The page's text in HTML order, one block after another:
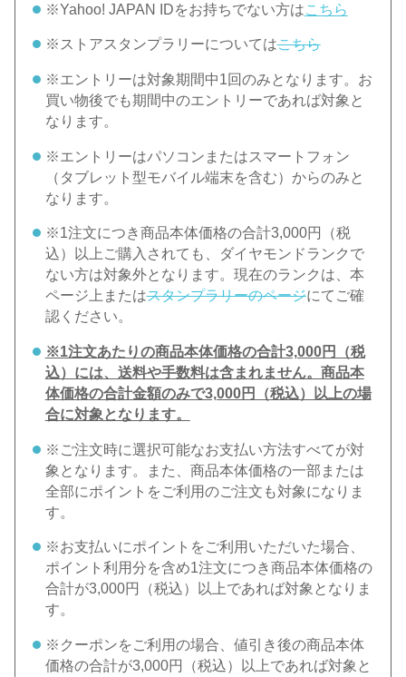
※Yahoo! JAPAN IDをお持ちでない方はこちら
※ストアスタンプラリーについてはこちら
※エントリーは対象期間中1回のみとなります。お
買い物後でも期間中のエントリーであれば対象と
なります。
※エントリーはパソコンまたはスマートフォン
（タブレット型モバイル端末を含む）からのみと
なります。
※1注文につき商品本体価格の合計3,000円（税
込）以上ご購入されても、ダイヤモンドランクで
ない方は対象外となります。現在のランクは、本
ページ上またはスタンプラリーのページにてご確
認ください。
※1注文あたりの商品本体価格の合計3,000円（税
込）には、送料や手数料は含まれません。商品本
体価格の合計金額のみで3,000円（税込）以上の場
合に対象となります。
※ご注文時に選択可能なお支払い方法すべてが対
象となります。また、商品本体価格の一部または
全部にポイントをご利用のご注文も対象になりま
す。
※お支払いにポイントをご利用いただいた場合、
ポイント利用分を含め1注文につき商品本体価格の
合計が3,000円（税込）以上であれば対象となりま
す。
※クーポンをご利用の場合、値引き後の商品本体
価格の合計が3,000円（税込）以上であれば対象と